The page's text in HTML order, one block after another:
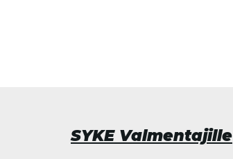
SYKE Valmentajille